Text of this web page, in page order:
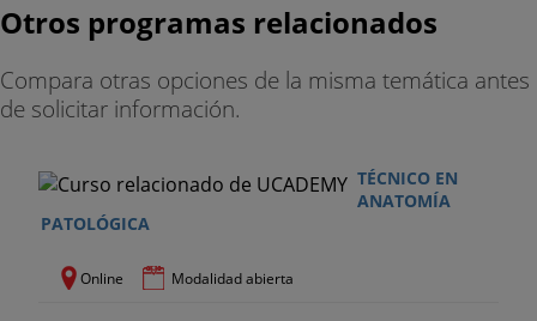
Otros programas relacionados
Compara otras opciones de la misma temática antes
de solicitar información.
TÉCNICO EN
ANATOMÍA
PATOLÓGICA
Online Modalidad abierta